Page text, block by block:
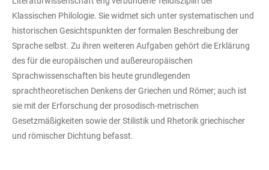
Klassischen Philologie. Sie widmet sich unter systematischen und
historischen Gesichtspunkten der formalen Beschreibung der
Sprache selbst. Zu ihren weiteren Aufgaben gehört die Erklärung
des für die europäischen und außereuropäischen
Sprachwissenschaften bis heute grundlegenden
sprachtheoretischen Denkens der Griechen und Römer; auch ist
sie mit der Erforschung der prosodisch-metrischen
Gesetzmäßigkeiten sowie der Stilistik und Rhetorik griechischer
und römischer Dichtung befasst.